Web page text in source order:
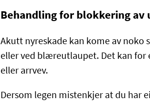
Behandling for blokkering
Akutt nyreskade kan kome av
eller ved blæreutlaupet. Det kan for
eller arrvev.
Dersom legen mistenkjer at du har